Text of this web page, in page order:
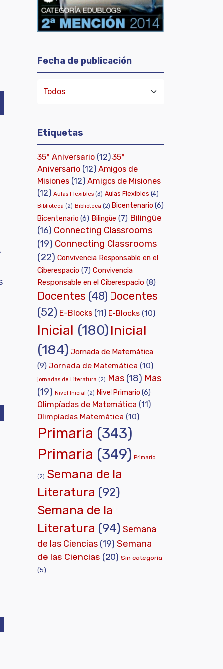
Fecha de publicación
Etiquetas
35° Aniversario (12) 35°
Aniversario (12) Amigos de
Misiones (12) Amigos de Misiones
(12) Aulas Flexibles (3) Aulas Flexibles (4)
Biblioteca (2) Biblioteca (2) Bicentenario (6)
Bicentenario (6) Bilingüe (7) Bilingüe
(16) Connecting Classrooms
(19) Connecting Classrooms
(22) Convivencia Responsable en el
Ciberespacio (7) Convivencia
Responsable en el Ciberespacio (8)
Docentes (48) Docentes
(52) E-Blocks (11) E-Blocks (10)
Inicial (180) Inicial
(184) Jornada de Matemática
(9) Jornada de Matemática (10)
jornadas de Literatura (2) Mas (18) Mas
(19) Nivel Inicial (2) Nivel Primario (6)
Olimpíadas de Matemática (11)
Olimpíadas Matemática (10)
Primaria (343)
Primaria (349) Primario
(2) Semana de la
Literatura (92)
Semana de la
Literatura (94) Semana
de las Ciencias (19) Semana
de las Ciencias (20) Sin categoría
(5)